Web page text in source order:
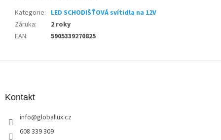
Kategorie: LED SCHODIŠŤOVÁ svítidla na 12V
Záruka:
2 roky
EAN: 5905339270825
Kontakt
info@globallux.cz
608 339 309